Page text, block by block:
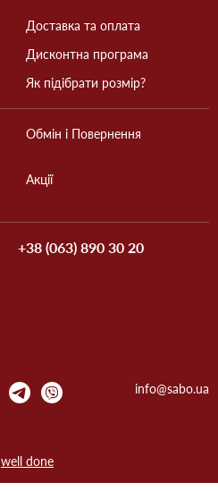
Доставка та оплата
Дисконтна програма
Як підібрати розмір?
Обмін і Повернення
Акції
+38 (063) 890 30 20
info@sabo.ua
well done